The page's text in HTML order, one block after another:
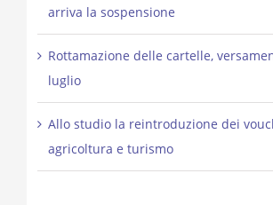
arriva la sospensione
Rottamazione delle cartelle,
luglio
Allo studio la reintroduzione dei
agricoltura e turismo